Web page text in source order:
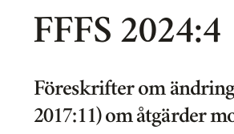
FFFS 2024:4
Föreskrifter om
2017:11) om åtgärder